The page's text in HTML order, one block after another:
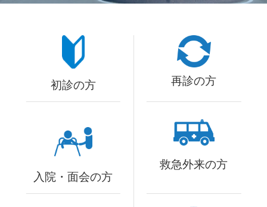
初診の方 再診の方
入院・面会の方
救急外来の方